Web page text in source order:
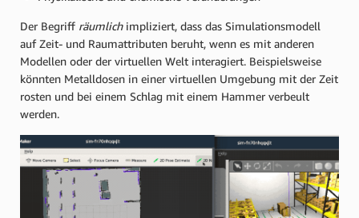
Der Begriff räumlichimpliziert, dass das Simulationsmodell
auf Zeit- und Raumattributen beruht, wenn es mit anderen
Modellen oder der virtuellen Welt interagiert. Beispielsweise
könnten Metalldosen in einer virtuellen Umgebung mit der Zeit
rosten und bei einem Schlag mit einem Hammer verbeult
werden.